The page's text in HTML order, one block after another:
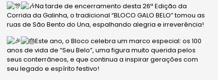
Na tarde de encerramento desta 26ª Edição da
Corrida da Galinha, o tradicional “BLOCO GALO BELO” tomou as
ruas de São Bento do Una, espalhando alegria e irreverência!
Este ano, o Bloco celebra um marco especial: os 100
anos de vida de “Seu Belo”, uma figura muito querida pelos
seus conterrâneos, e que continua a inspirar gerações com
seu legado e espírito festivo!